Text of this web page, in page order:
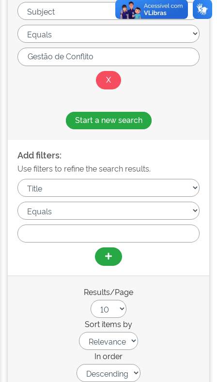
Start a new search
Add filters:
Use filters to refine the search results.
Results/Page
Sort items by
In order